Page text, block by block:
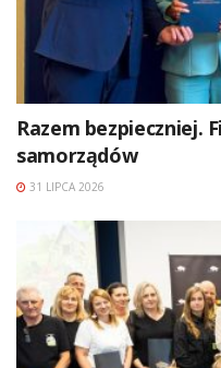
Razem bezpieczniej.
samorządów
31 LIPCA 2026